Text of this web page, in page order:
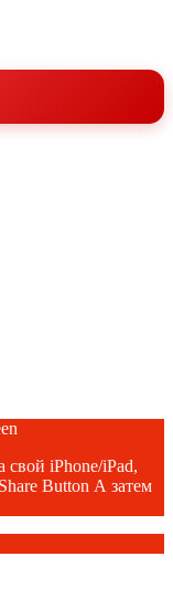
свой iPhone/iPad,
А затем